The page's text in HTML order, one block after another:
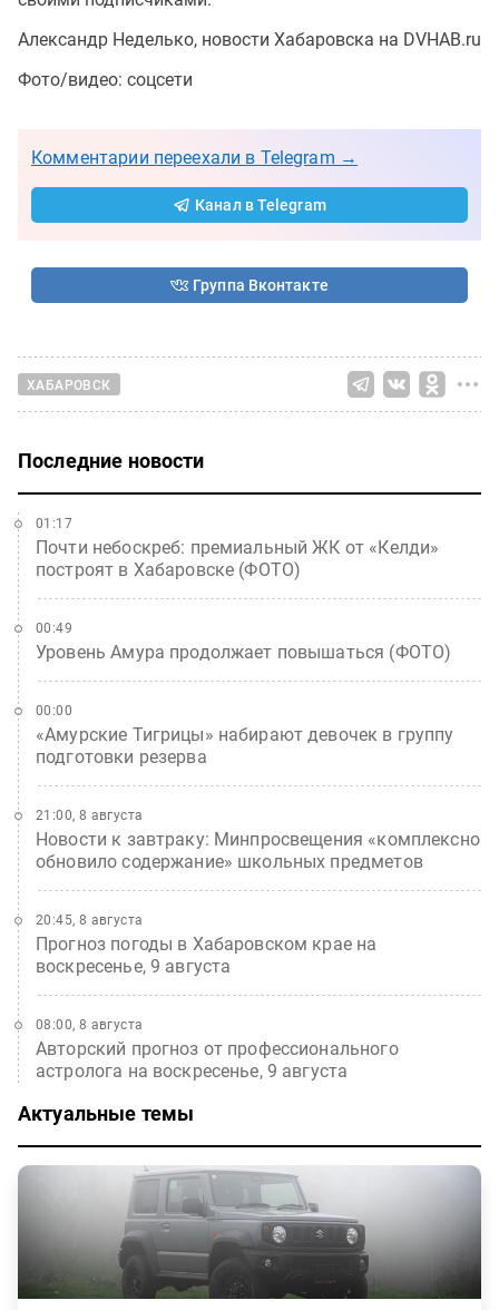
Александр Неделько, новости Хабаровска на DVHAB.ru
Фото/видео: соцсети
Комментарии переехали в Telegram →
Канал в Telegram
Группа Вконтакте
ХАБАРОВСК
Последние новости
Почти небоскреб: премиальный ЖК от «Келди»
построят в Хабаровске (ФОТО)
01:17
Уровень Амура продолжает повышаться (ФОТО)
00:49
«Амурские Тигрицы» набирают девочек в группу
подготовки резерва
00:00
Новости к завтраку: Минпросвещения «комплексно
обновило содержание» школьных предметов
21:00, 8 августа
Прогноз погоды в Хабаровском крае на
воскресенье, 9 августа
20:45, 8 августа
Авторский прогноз от профессионального
астролога на воскресенье, 9 августа
08:00, 8 августа
Актуальные темы